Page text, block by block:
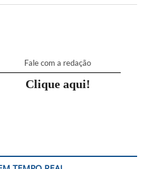
Fale com a redação
Clique aqui!